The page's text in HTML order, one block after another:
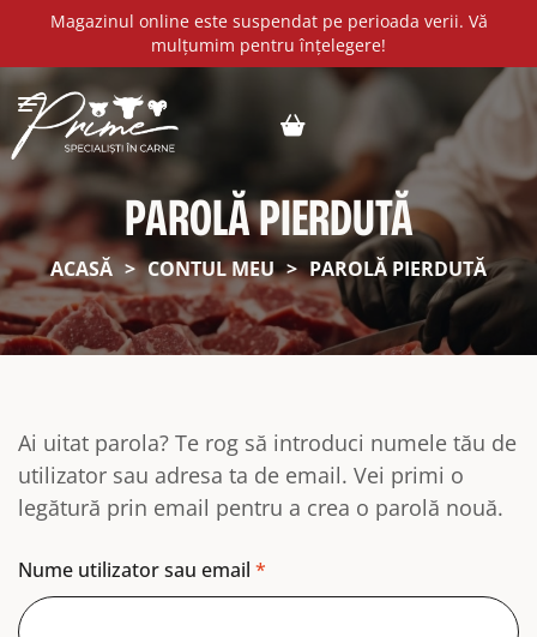
Magazinul online este suspendat pe perioada verii. Vă
mulțumim pentru înțelegere!
PAROLĂ PIERDUTĂ
ACASĂ > CONTUL MEU > PAROLĂ PIERDUTĂ
Ai uitat parola? Te rog să introduci numele tău de
utilizator sau adresa ta de email. Vei primi o
legătură prin email pentru a crea o parolă nouă.
Nume utilizator sau email *